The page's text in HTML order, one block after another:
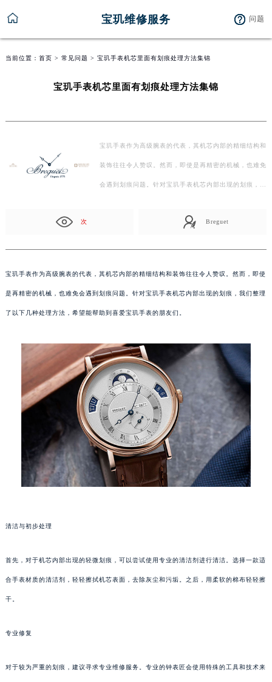
宝玑维修服务 问题
当前位置： 首页 > 常见问题 > 宝玑手表机芯里面有划痕处理方法集锦
宝玑手表机芯里面有划痕处理方法集锦
宝玑手表作为高级腕表的代表，其机芯内部的精细结构和
装饰往往令人赞叹。然而，即使是再精密的机械，也难免
会遇到划痕问题。针对宝玑手表机芯内部出现的划痕，
次 Breguet
宝玑手表作为高级腕表的代表，其机芯内部的精细结构和装饰往往令人赞叹。然而，即使
是再精密的机械，也难免会遇到划痕问题。针对宝玑手表机芯内部出现的划痕，我们整理
了以下几种处理方法，希望能帮助到喜爱宝玑手表的朋友们。
清洁与初步处理
首先，对于机芯内部出现的轻微划痕，可以尝试使用专业的清洁剂进行清洁。选择一款适
合手表材质的清洁剂，轻轻擦拭机芯表面，去除灰尘和污垢。之后，用柔软的棉布轻轻擦
干。
专业修复
对于较为严重的划痕，建议寻求专业维修服务。专业的钟表匠会使用特殊的工具和技术来